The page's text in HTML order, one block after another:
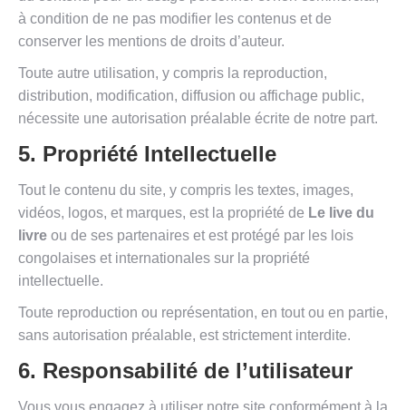
à condition de ne pas modifier les contenus et de
conserver les mentions de droits d’auteur.
Toute autre utilisation, y compris la reproduction,
distribution, modification, diffusion ou affichage public,
nécessite une autorisation préalable écrite de notre part.
5. Propriété Intellectuelle
Tout le contenu du site, y compris les textes, images,
vidéos, logos, et marques, est la propriété de Le live du
livre ou de ses partenaires et est protégé par les lois
congolaises et internationales sur la propriété
intellectuelle.
Toute reproduction ou représentation, en tout ou en partie,
sans autorisation préalable, est strictement interdite.
6. Responsabilité de l’utilisateur
Vous vous engagez à utiliser notre site conformément à la